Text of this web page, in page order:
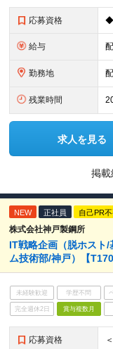
応募資格
給与
勤務地
残業時間
求人を見る
掲載
NEW 正社員 自己PR
株式会社神戸製鋼所
IT戦略企画（脱ホスト
ム技術部/神戸）【T170
未経験歓迎 学歴不問
完全週休2日 賞与複数月
応募資格